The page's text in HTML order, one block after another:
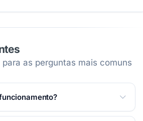
as perguntas mais comuns